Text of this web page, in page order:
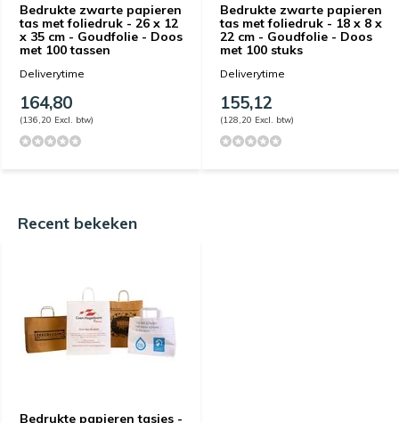
Bedrukte zwarte papieren
tas met foliedruk - 26 x 12
x 35 cm - Goudfolie - Doos
met 100 tassen
Deliverytime
164,80
(136,20 Excl. btw)
Bedrukte zwarte papieren
tas met foliedruk - 18 x 8 x
22 cm - Goudfolie - Doos
met 100 stuks
Deliverytime
155,12
(128,20 Excl. btw)
Recent bekeken
Bedrukte papieren tasjes -